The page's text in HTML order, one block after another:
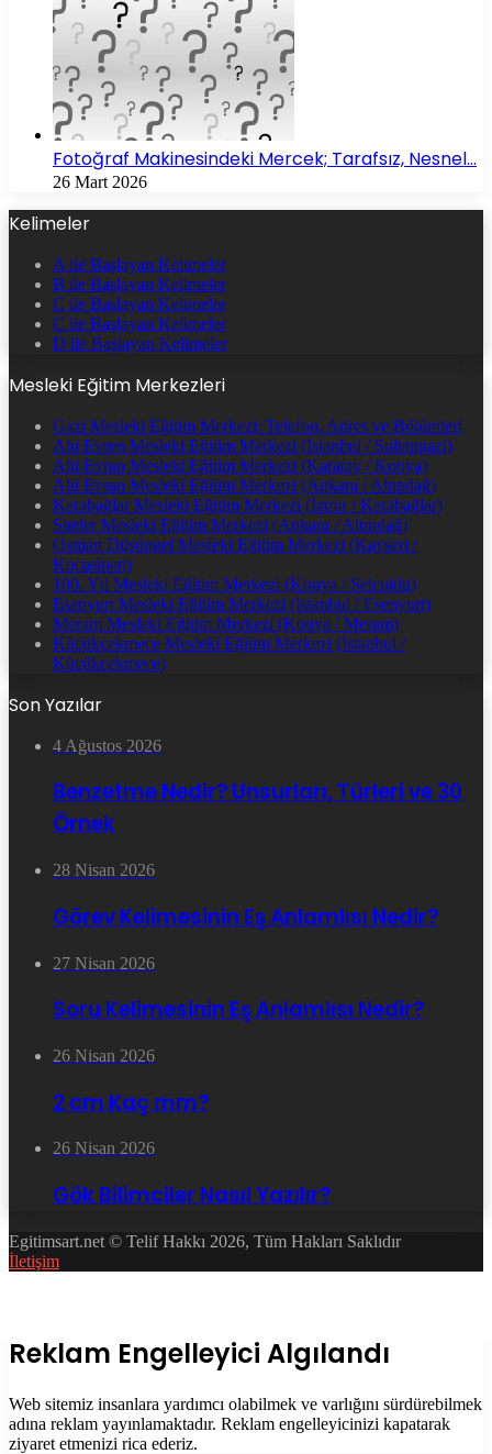
Fotoğraf Makinesindeki Mercek; Tarafsız, Nesnel…
26 Mart 2026
Kelimeler
A ile Başlayan Kelimeler
B ile Başlayan Kelimeler
C ile Başlayan Kelimeler
Ç ile Başlayan Kelimeler
D ile Başlayan Kelimeler
Mesleki Eğitim Merkezleri
Gazi Mesleki Eğitim Merkezi: Telefon, Adres ve Bölümleri
Ahi Evren Mesleki Eğitim Merkezi (İstanbul / Sultangazi)
Ahi Evran Mesleki Eğitim Merkezi (Karatay / Konya)
Ahi Evran Mesleki Eğitim Merkezi (Ankara / Altındağ)
Karabağlar Mesleki Eğitim Merkezi (İzmir / Karabağlar)
Siteler Mesleki Eğitim Merkezi (Ankara / Altındağ)
Osman Düşüngel Mesleki Eğitim Merkezi (Kayseri /
Kocasinan)
100. Yıl Mesleki Eğitim Merkezi (Konya / Selçuklu)
Esenyurt Mesleki Eğitim Merkezi (İstanbul / Esenyurt)
Meram Mesleki Eğitim Merkezi (Konya / Meram)
Küçükçekmece Mesleki Eğitim Merkezi (İstanbul /
Küçükçekmece)
Son Yazılar
4 Ağustos 2026
Benzetme Nedir? Unsurları, Türleri ve 30
Örnek
28 Nisan 2026
Görev Kelimesinin Eş Anlamlısı Nedir?
27 Nisan 2026
Soru Kelimesinin Eş Anlamlısı Nedir?
26 Nisan 2026
2 cm Kaç mm?
26 Nisan 2026
Gök Bilimciler Nasıl Yazılır?
Egitimsart.net © Telif Hakkı 2026, Tüm Hakları Saklıdır
İletişim
Kapalı
Reklam Engelleyici Algılandı
Web sitemiz insanlara yardımcı olabilmek ve varlığını sürdürebilmek
adına reklam yayınlamaktadır. Reklam engelleyicinizi kapatarak
ziyaret etmenizi rica ederiz.